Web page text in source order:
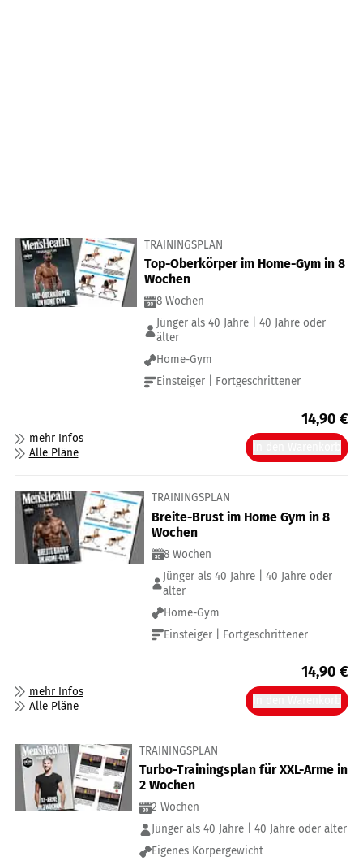
TRAININGSPLAN
Top-Oberkörper im Home-Gym in 8
Wochen
8 Wochen
Jünger als 40 Jahre | 40 Jahre oder
älter
Home-Gym
Einsteiger | Fortgeschrittener
mehr Infos
Alle Pläne
14,90 €
TRAININGSPLAN
Breite-Brust im Home Gym in 8
Wochen
8 Wochen
Jünger als 40 Jahre | 40 Jahre oder
älter
Home-Gym
Einsteiger | Fortgeschrittener
mehr Infos
Alle Pläne
14,90 €
TRAININGSPLAN
Turbo-Trainingsplan für XXL-Arme in
2 Wochen
2 Wochen
Jünger als 40 Jahre | 40 Jahre oder älter
Eigenes Körpergewicht